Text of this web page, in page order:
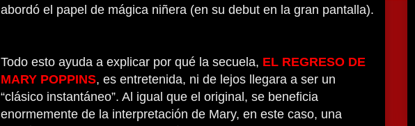
abordó el papel de mágica niñera (en su debut en la gran pantalla).
Todo esto ayuda a explicar por qué la secuela, EL REGRESO DE
MARY POPPINS, es entretenida, ni de lejos llegara a ser un
“clásico instantáneo”. Al igual que el original, se beneficia
enormemente de la interpretación de Mary, en este caso, una